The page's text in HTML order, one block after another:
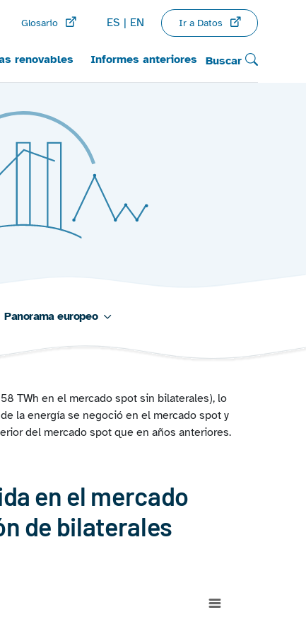
Glosario ES EN Ir a Datos
renovables Informes anteriores Buscar
Panorama europeo
TWh en el mercado spot sin bilaterales), lo
la energía se negoció en el mercado spot y
del mercado spot que en años anteriores.
en el mercado
de bilaterales